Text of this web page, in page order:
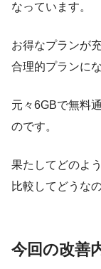
なっています。
お得なプランが
合理的プランに
元々6GBで無料
のです。
果たしてどのよ
比較してどうな
今回の改善